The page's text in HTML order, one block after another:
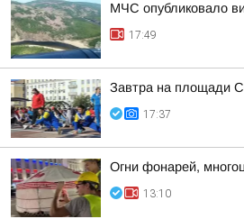
МЧС опубликовало
17:49
Завтра на площади
17:37
Огни фонарей,
13:10